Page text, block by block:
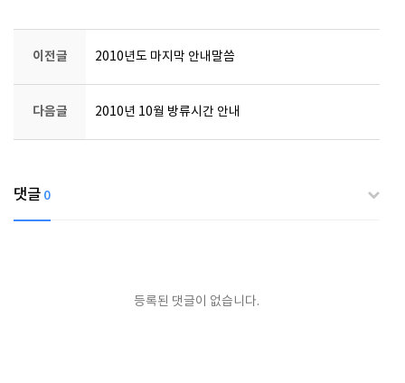
이전글 2010년도 마지막 안내말씀
다음글 2010년 10월 방류시간 안내
댓글 0
등록된 댓글이 없습니다.